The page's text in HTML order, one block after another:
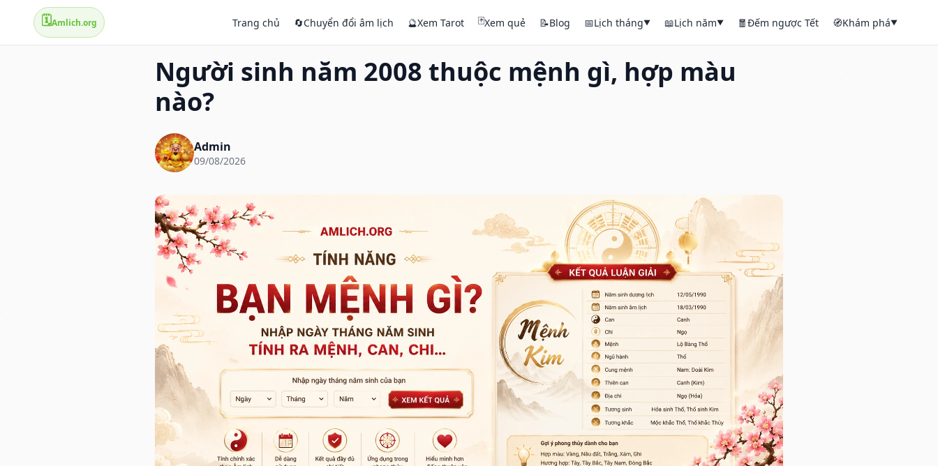
🗓️Amlich.org Trang chủ 🔄Chuyển đổi âm lịch 🔮Xem Tarot 🃏Xem quẻ 📝Blog 📅Lịch tháng▼ 📖Lịch năm▼ 🧧Đếm ngược Tết 🧭Khám phá▼
Người sinh năm 2008 thuộc mệnh gì, hợp màu
nào?
Admin
09/08/2026